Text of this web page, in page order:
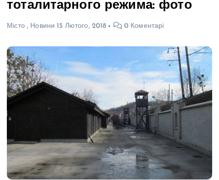
тоталитарного режима: фото
Місто, Новини 15 Лютого, 2018 0 Коментарі